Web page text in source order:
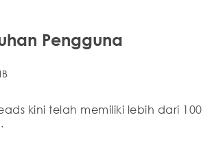
Pengguna
kini telah memiliki lebih dari 100